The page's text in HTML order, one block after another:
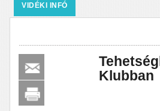
VIDÉKI INFÓ
Klubban